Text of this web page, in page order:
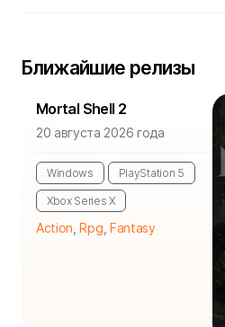
Ближайшие релизы
Mortal Shell 2
20 августа 2026 года
Windows PlayStation 5
Xbox Series X
Action ,Rpg Fantasy